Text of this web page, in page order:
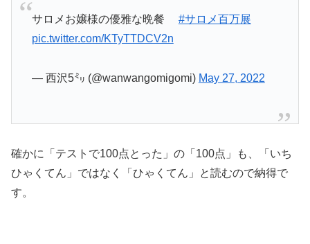
サロメお嬢様の優雅な晩餐 #サロメ百万展
pic.twitter.com/KTyTTDCV2n
— 西沢5㍉ (@wanwangomigomi) May 27, 2022
確かに「テストで100点とった」の「100点」も、「いち
ひゃくてん」ではなく「ひゃくてん」と読むので納得で
す。